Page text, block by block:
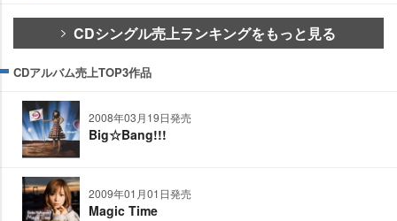
CDシングル売上ランキングをもっと見る
CDアルバム売上TOP3作品
2008年03月19日発売
Big☆Bang!!!
2009年01月01日発売
Magic Time